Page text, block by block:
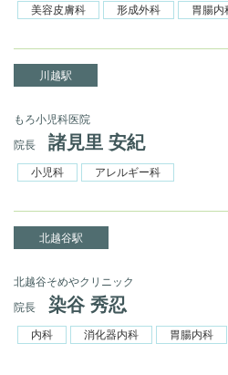
美容皮膚科
形成外科 胃腸内
川越駅
もろ小児科医院
院長
諸見里 安紀
小児科 アレルギー科
北越谷駅
北越谷そめやクリニック
院長
染谷 秀忍
内科 消化器内科 胃腸内科